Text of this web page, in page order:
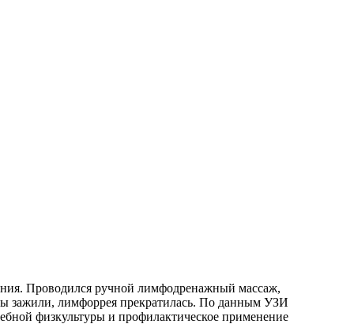
Проводился ручной лимфодренажный массаж,
зажили, лимфоррея прекратилась. По данным УЗИ
физкультуры и профилактическое применение